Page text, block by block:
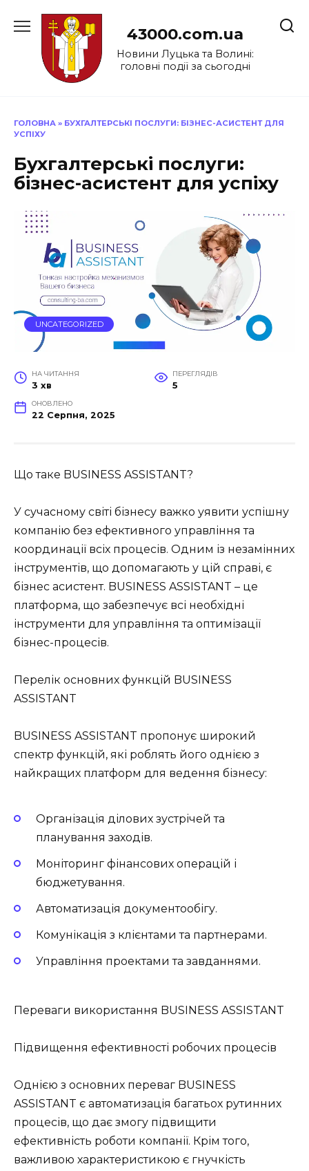
до
43000.com.ua
Новини Луцька та Волині:
головні події за сьогодні
ГОЛОВНА » БУХГАЛТЕРСЬКІ ПОСЛУГИ: БІЗНЕС-АСИСТЕНТ ДЛЯ
УСПІХУ
Бухгалтерські послуги:
бізнес-асистент для успіху
UNCATEGORIZED
НА ЧИТАННЯ
3 хв
ПЕРЕГЛЯДІВ
5
ОНОВЛЕНО
22 Серпня, 2025
Що таке BUSINESS ASSISTANT?
У сучасному світі бізнесу важко уявити успішну
компанію без ефективного управління та
координації всіх процесів. Одним із незамінних
інструментів, що допомагають у цій справі, є
бізнес асистент. BUSINESS ASSISTANT – це
платформа, що забезпечує всі необхідні
інструменти для управління та оптимізації
бізнес-процесів.
Перелік основних функцій BUSINESS
ASSISTANT
BUSINESS ASSISTANT пропонує широкий
спектр функцій, які роблять його однією з
найкращих платформ для ведення бізнесу:
Організація ділових зустрічей та
планування заходів.
Моніторинг фінансових операцій і
бюджетування.
Автоматизація документообігу.
Комунікація з клієнтами та партнерами.
Управління проектами та завданнями.
Переваги використання BUSINESS ASSISTANT
Підвищення ефективності робочих процесів
Однією з основних переваг BUSINESS
ASSISTANT є автоматизація багатьох рутинних
процесів, що дає змогу підвищити
ефективність роботи компанії. Крім того,
важливою характеристикою є гнучкість